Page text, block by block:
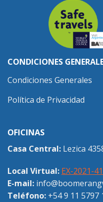
CONDICIONES
Condiciones Generales
Política de Privacidad
OFICINAS
Casa Central: Lezica
Local Virtual: EX-2021-
E-mail:
Teléfono: +54 9 11 5797